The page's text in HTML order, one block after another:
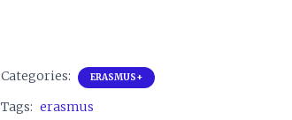
Categories: ERASMUS+
Tags: erasmus